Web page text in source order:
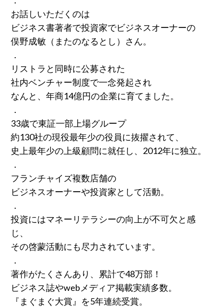
お話しいただくのは
ビジネス書著者で投資家でビジネスオーナーの
俣野成敏（またのなるとし）さん。
．
リストラと同時に公募された
社内ベンチャー制度で一念発起され
なんと、年商14億円の企業に育てました。
．
33歳で東証一部上場グループ
約130社の現役最年少の役員に抜擢されて、
史上最年少の上級顧問に就任し、2012年に独立。
．
フランチャイズ複数店舗の
ビジネスオーナーや投資家として活動。
．
投資にはマネーリテラシーの向上が不可欠と感
じ、
その啓蒙活動にも尽力されています。
．
著作がたくさんあり、累計で48万部！
ビジネス誌やwebメディア掲載実績多数。
『まぐまぐ大賞』を5年連続受賞。